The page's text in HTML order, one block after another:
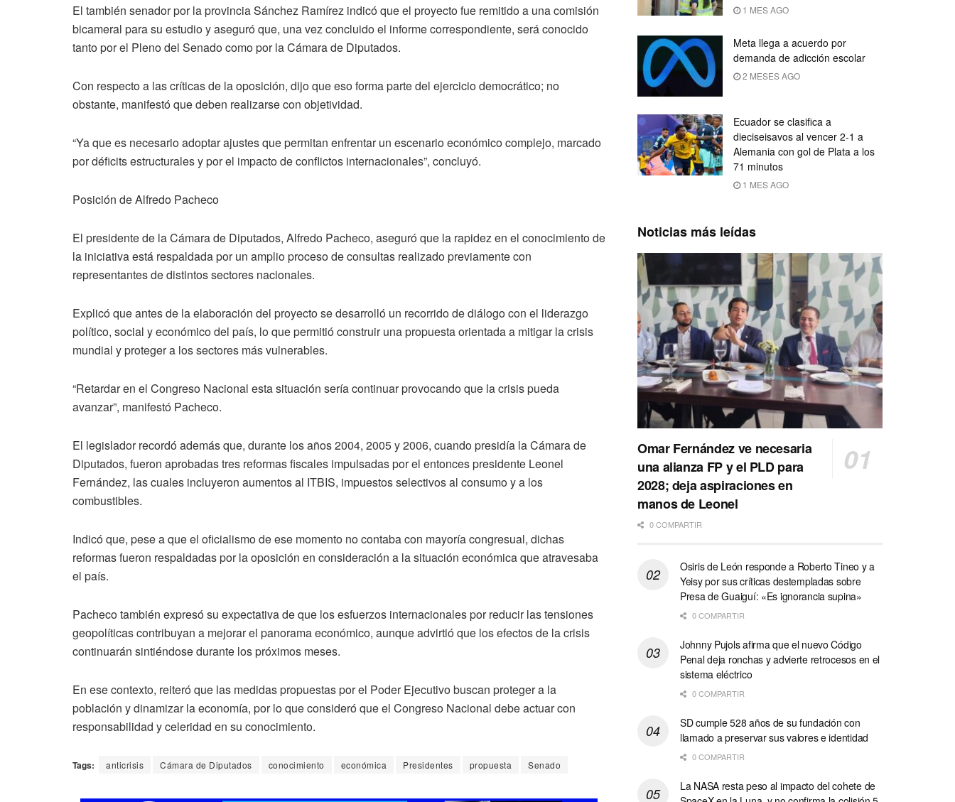
El también senador por la provincia Sánchez Ramírez indicó que el proyecto fue remitido a una comisión
bicameral para su estudio y aseguró que, una vez concluido el informe correspondiente, será conocido
tanto por el Pleno del Senado como por la Cámara de Diputados.
Con respecto a las críticas de la oposición, dijo que eso forma parte del ejercicio democrático; no
obstante, manifestó que deben realizarse con objetividad.
“Ya que es necesario adoptar ajustes que permitan enfrentar un escenario económico complejo, marcado
por déficits estructurales y por el impacto de conflictos internacionales”, concluyó.
Posición de Alfredo Pacheco
El presidente de la Cámara de Diputados, Alfredo Pacheco, aseguró que la rapidez en el conocimiento de
la iniciativa está respaldada por un amplio proceso de consultas realizado previamente con
representantes de distintos sectores nacionales.
Explicó que antes de la elaboración del proyecto se desarrolló un recorrido de diálogo con el liderazgo
político, social y económico del país, lo que permitió construir una propuesta orientada a mitigar la crisis
mundial y proteger a los sectores más vulnerables.
“Retardar en el Congreso Nacional esta situación sería continuar provocando que la crisis pueda
avanzar”, manifestó Pacheco.
El legislador recordó además que, durante los años 2004, 2005 y 2006, cuando presidía la Cámara de
Diputados, fueron aprobadas tres reformas fiscales impulsadas por el entonces presidente Leonel
Fernández, las cuales incluyeron aumentos al ITBIS, impuestos selectivos al consumo y a los
combustibles.
Indicó que, pese a que el oficialismo de ese momento no contaba con mayoría congresual, dichas
reformas fueron respaldadas por la oposición en consideración a la situación económica que atravesaba
el país.
Pacheco también expresó su expectativa de que los esfuerzos internacionales por reducir las tensiones
geopolíticas contribuyan a mejorar el panorama económico, aunque advirtió que los efectos de la crisis
continuarán sintiéndose durante los próximos meses.
En ese contexto, reiteró que las medidas propuestas por el Poder Ejecutivo buscan proteger a la
población y dinamizar la economía, por lo que consideró que el Congreso Nacional debe actuar con
responsabilidad y celeridad en su conocimiento.
Tags: anticrisis Cámara de Diputados conocimiento económica Presidentes propuesta Senado
1 MES AGO
Meta llega a acuerdo por
demanda de adicción escolar
2 MESES AGO
Ecuador se clasifica a
dieciseisavos al vencer 2-1 a
Alemania con gol de Plata a los
71 minutos
1 MES AGO
Noticias más leídas
Omar Fernández ve necesaria
una alianza FP y el PLD para
2028; deja aspiraciones en
manos de Leonel
0 COMPARTIR
Osiris de León responde a Roberto Tineo y a
Yeisy por sus críticas destempladas sobre
Presa de Guaiguí: «Es ignorancia supina»
0 COMPARTIR
Johnny Pujols afirma que el nuevo Código
Penal deja ronchas y advierte retrocesos en el
sistema eléctrico
0 COMPARTIR
SD cumple 528 años de su fundación con
llamado a preservar sus valores e identidad
0 COMPARTIR
La NASA resta peso al impacto del cohete de